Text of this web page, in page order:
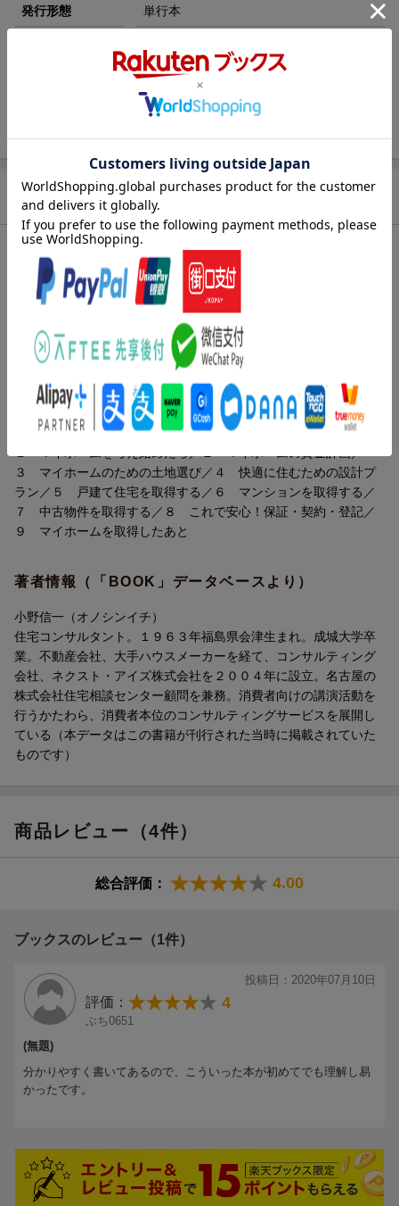
発行形態 単行本
9784791626595
『失敗しない！後悔しない！マイホームの
建て方・買い方』再編集・改題書
商品説明
内容紹介（「BOOK」データベースより）
新築と中古、どっちがいいの？購入資金どうやってつくるの？土
地を探すときのポイントは？保証、契約、登記ってどんな内容？
業者選びのポイントは？どんな間取りが快適なの？建売りと注文
住宅、どっちがいいの？住宅の専門家がホンネで教える建て方・
買い方。
目次（「BOOK」データベースより）
３ マイホームのための土地選び／４ 快適に住むための設計プ
ラン／５ 戸建て住宅を取得する／６ マンションを取得する／
７ 中古物件を取得する／８ これで安心！保証・契約・登記／
９ マイホームを取得したあと
著者情報（「BOOK」データベースより）
小野信一（オノシンイチ）
住宅コンサルタント。１９６３年福島県会津生まれ。成城大学卒
業。不動産会社、大手ハウスメーカーを経て、コンサルティング
会社、ネクスト・アイズ株式会社を２００４年に設立。名古屋の
株式会社住宅相談センター顧問を兼務。消費者向けの講演活動を
行うかたわら、消費者本位のコンサルティングサービスを展開し
ている（本データはこの書籍が刊行された当時に掲載されていた
ものです）
商品レビュー（4件）
総合評価： 4.00
ブックスのレビュー（1件）
投稿日：2020年07月10日
評価： 4
ぶち0651
(無題)
分かりやすく書いてあるので、こういった本が初めてでも理解し易
かったです。